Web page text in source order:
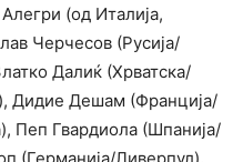
(од Италија,
Черчесов (Русија/
Далиќ (Хрватска/
Дидие Дешам (Франција/
Пеп Гвардиола (Шпанија/